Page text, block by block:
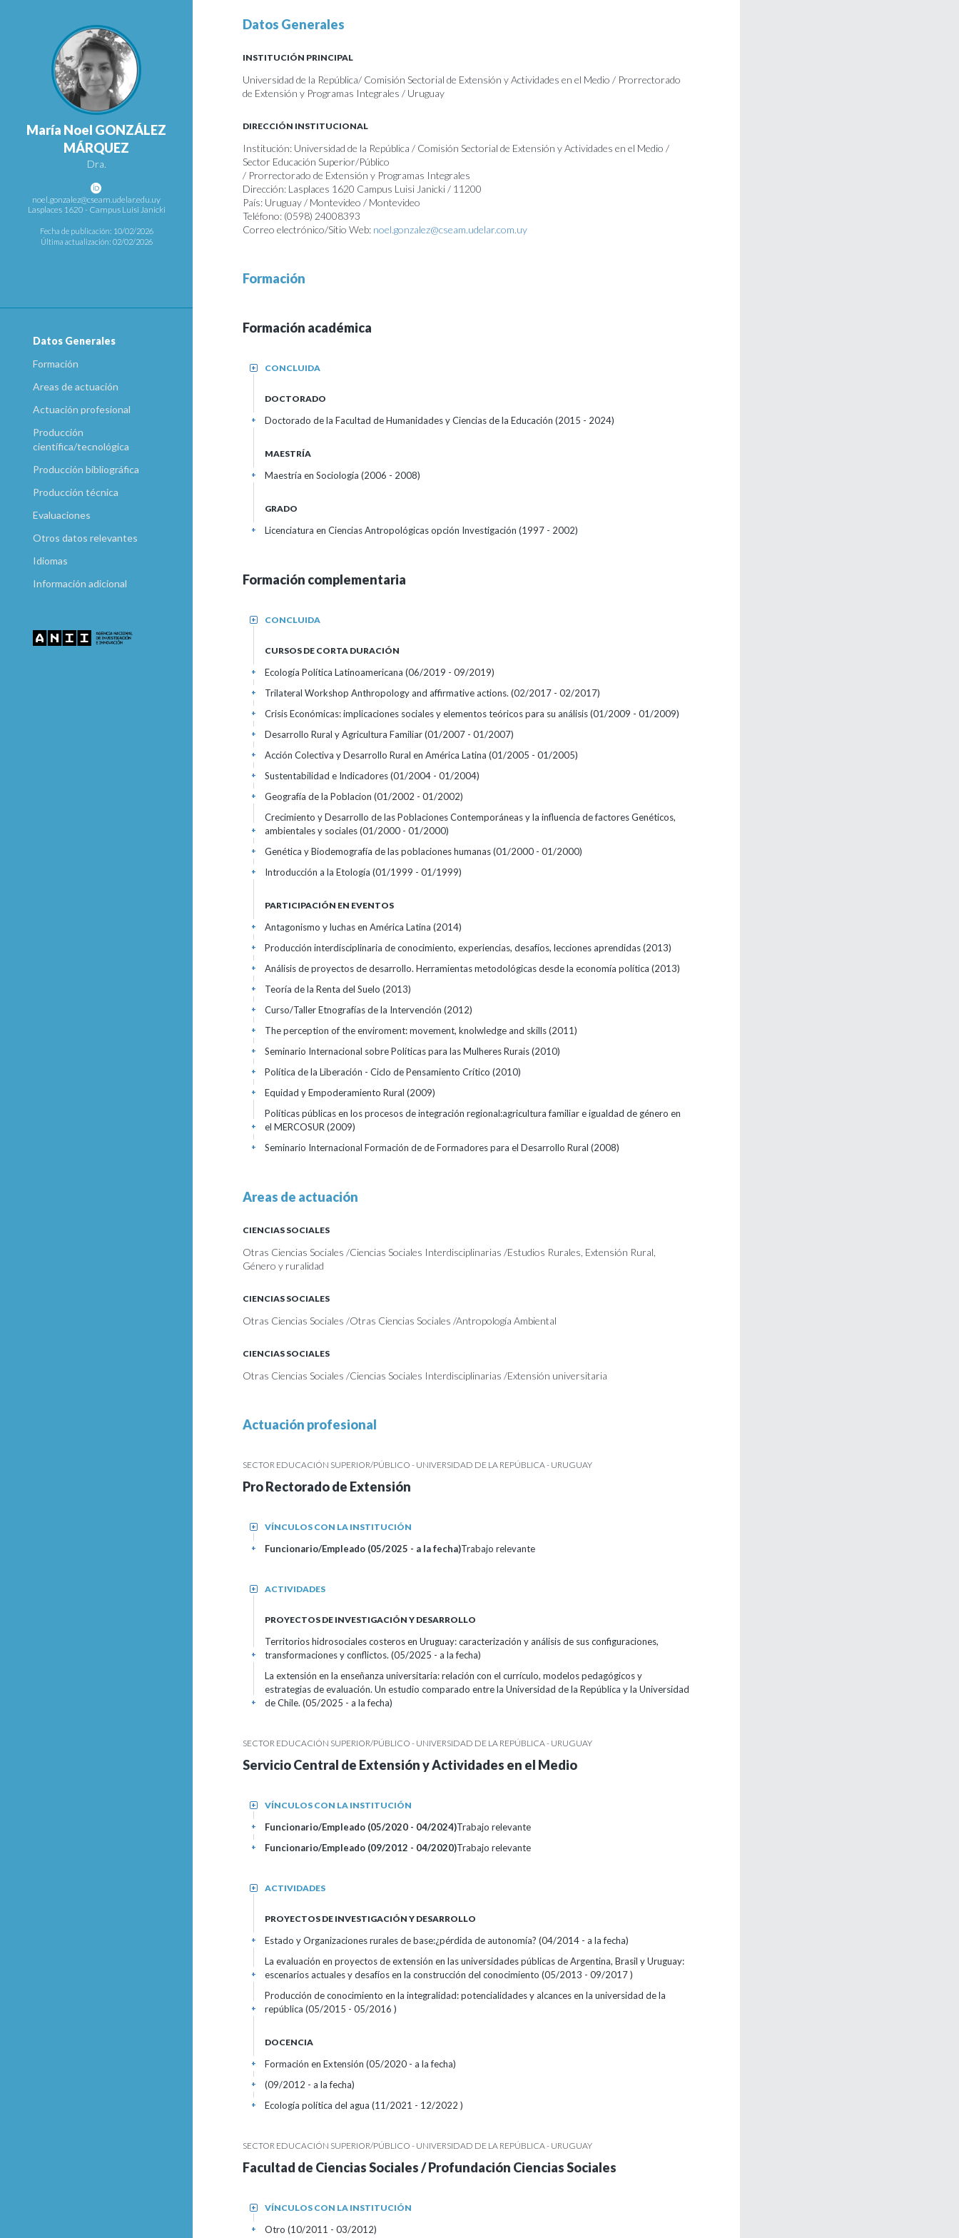
María Noel GONZÁLEZ
MÁRQUEZ
Dra.
noel.gonzalez@cseam.udelar.edu.uy
Lasplaces 1620 - Campus Luisi Janicki
Fecha de publicación: 10/02/2026
Última actualización: 02/02/2026
Datos Generales
Formación
Areas de actuación
Actuación profesional
Producción
científica/tecnológica
Producción bibliográfica
Producción técnica
Evaluaciones
Otros datos relevantes
Idiomas
Información adicional
Datos Generales
INSTITUCIÓN PRINCIPAL
Universidad de la República/ Comisión Sectorial de Extensión y Actividades en el Medio / Prorrectorado
de Extensión y Programas Integrales / Uruguay
DIRECCIÓN INSTITUCIONAL
Institución: Universidad de la República / Comisión Sectorial de Extensión y Actividades en el Medio /
Sector Educación Superior/Público
/ Prorrectorado de Extensión y Programas Integrales
Dirección: Lasplaces 1620 Campus Luisi Janicki / 11200
País: Uruguay / Montevideo / Montevideo
Teléfono: (0598) 24008393
Correo electrónico/Sitio Web: noel.gonzalez@cseam.udelar.com.uy
Formación
Formación académica
CONCLUIDA
+
DOCTORADO
Doctorado de la Facultad de Humanidades y Ciencias de la Educación (2015 - 2024)
+
MAESTRÍA
Maestría en Sociología (2006 - 2008)
+
GRADO
Licenciatura en Ciencias Antropológicas opción Investigación (1997 - 2002)
+
Formación complementaria
CONCLUIDA
+
CURSOS DE CORTA DURACIÓN
Ecología Política Latinoamericana (06/2019 - 09/2019)
+
Trilateral Workshop Anthropology and affirmative actions. (02/2017 - 02/2017)
+
Crisis Económicas: implicaciones sociales y elementos teóricos para su análisis(01/2009 - 01/2009)
+
Desarrollo Rural y Agricultura Familiar(01/2007 - 01/2007)
+
Acción Colectiva y Desarrollo Rural en América Latina (01/2005 - 01/2005)
+
Sustentabilidad e Indicadores(01/2004 - 01/2004)
+
Geografía de la Poblacion (01/2002 - 01/2002)
+
Crecimiento y Desarrollo de las Poblaciones Contemporáneas y la influencia de factores Genéticos,
ambientales y sociales(01/2000 - 01/2000)
+
Genética y Biodemografía de las poblaciones humanas(01/2000 - 01/2000)
+
Introducción a la Etología (01/1999 - 01/1999)
+
PARTICIPACIÓN EN EVENTOS
Antagonismo y luchas en América Latina (2014)
+
Producción interdisciplinaria de conocimiento, experiencias, desafíos, lecciones aprendidas(2013)
+
Análisis de proyectos de desarrollo. Herramientas metodológicas desde la economía política (2013)
+
Teoría de la Renta del Suelo (2013)
+
Curso/Taller Etnografías de la Intervención (2012)
+
The perception of the enviroment: movement, knolwledge and skills(2011)
+
Seminario Internacional sobre Políticas para las Mulheres Rurais(2010)
+
Política de la Liberación - Ciclo de Pensamiento Crítico (2010)
+
Equidad y Empoderamiento Rural (2009)
+
Políticas públicas en los procesos de integración regional:agricultura familiar e igualdad de género en
el MERCOSUR (2009)
+
Seminario Internacional Formación de de Formadores para el Desarrollo Rural (2008)
+
Areas de actuación
CIENCIAS SOCIALES
Otras Ciencias Sociales /Ciencias Sociales Interdisciplinarias /Estudios Rurales, Extensión Rural,
Género y ruralidad
CIENCIAS SOCIALES
Otras Ciencias Sociales /Otras Ciencias Sociales /Antropología Ambiental
CIENCIAS SOCIALES
Otras Ciencias Sociales /Ciencias Sociales Interdisciplinarias /Extensión universitaria
Actuación profesional
SECTOR EDUCACIÓN SUPERIOR/PÚBLICO - UNIVERSIDAD DE LA REPÚBLICA - URUGUAY
Pro Rectorado de Extensión
VÍNCULOS CON LA INSTITUCIÓN
+
Funcionario/Empleado (05/2025 - a la fecha)Trabajo relevante
+
ACTIVIDADES
+
PROYECTOS DE INVESTIGACIÓN Y DESARROLLO
Territorios hidrosociales costeros en Uruguay: caracterización y análisis de sus configuraciones,
transformaciones y conflictos. (05/2025 - a la fecha)
+
La extensión en la enseñanza universitaria: relación con el currículo, modelos pedagógicos y
estrategias de evaluación. Un estudio comparado entre la Universidad de la República y la Universidad
de Chile. (05/2025 - a la fecha)
+
SECTOR EDUCACIÓN SUPERIOR/PÚBLICO - UNIVERSIDAD DE LA REPÚBLICA - URUGUAY
Servicio Central de Extensión y Actividades en el Medio
VÍNCULOS CON LA INSTITUCIÓN
+
Funcionario/Empleado (05/2020 - 04/2024)Trabajo relevante
+
Funcionario/Empleado (09/2012 - 04/2020)Trabajo relevante
+
ACTIVIDADES
+
PROYECTOS DE INVESTIGACIÓN Y DESARROLLO
Estado y Organizaciones rurales de base:¿pérdida de autonomía? (04/2014 - a la fecha)
+
La evaluación en proyectos de extensión en las universidades públicas de Argentina, Brasil y Uruguay:
escenarios actuales y desafíos en la construcción del conocimiento (05/2013 - 09/2017 )
+
Producción de conocimiento en la integralidad: potencialidades y alcances en la universidad de la
república (05/2015 - 05/2016 )
+
DOCENCIA
Formación en Extensión (05/2020 - a la fecha)
+
(09/2012 - a la fecha)
+
Ecología política del agua (11/2021 - 12/2022 )
+
SECTOR EDUCACIÓN SUPERIOR/PÚBLICO - UNIVERSIDAD DE LA REPÚBLICA - URUGUAY
Facultad de Ciencias Sociales / Profundación Ciencias Sociales
VÍNCULOS CON LA INSTITUCIÓN
+
Otro (10/2011 - 03/2012)
+